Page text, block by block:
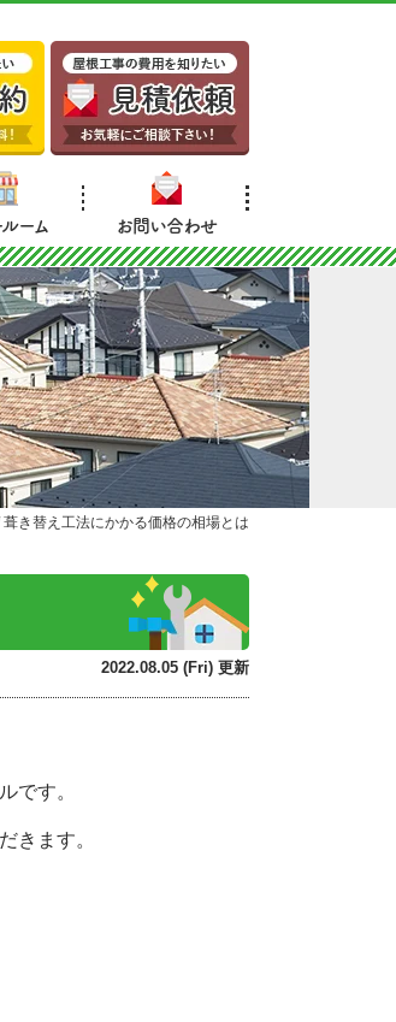
ーム お問い合わせ
葺き替え工法にかかる価格の相場とは
2022.08.05 (Fri) 更新
です。
きます。